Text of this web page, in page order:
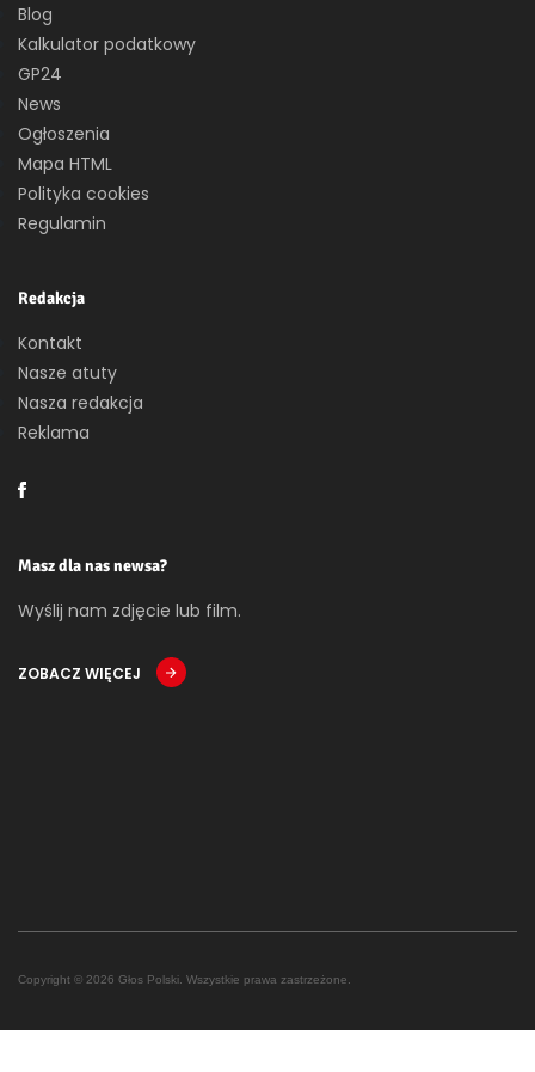
Blog
Kalkulator podatkowy
GP24
News
Ogłoszenia
Mapa HTML
Polityka cookies
Regulamin
Redakcja
Kontakt
Nasze atuty
Nasza redakcja
Reklama
Masz dla nas newsa?
Wyślij nam zdjęcie lub film.
ZOBACZ WIĘCEJ
Copyright © 2026 Głos Polski. Wszystkie prawa zastrzeżone.